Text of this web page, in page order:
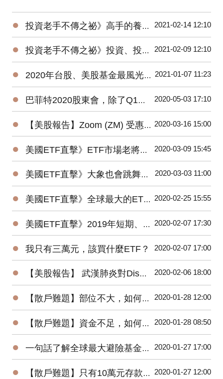
● 投資老手不傳之祕》高手的養成3階段：開放心胸 + 廣泛學習 + 大空頭洗禮 2021-02-14 12:10
● 投資老手不傳之祕》投資、投機、避險——3種部位都要嚴守各自紀律 2021-02-09 12:10
● 2020年台股、美股基金最風光，平均績效超過15%，能源基金谷底翻身大賺逾160%！ 2021-01-07 11:23
● 巴菲特2020股東會，除了Q1虧損，接下來投資人應該注意那些事？ 2020-05-03 17:10
● 【美股報告】Zoom (ZM) 受惠疫情，2019Q4財報及2020展望 2020-03-16 15:00
● 美國ETF直擊》ETF市場老將新兵爭鋒，誰是資金最青睞的No1？ 2020-03-09 15:45
● 美國ETF直擊》大象也會跳舞？2019美國主動ETF規模Top15出爐！ 2020-03-03 11:00
● 美國ETF直擊》全球最大的ETF是它⋯⋯1檔抵N檔0050！ 2020-02-25 15:55
● 美國ETF直擊》2019年短期、低風險的固定收益ETF最受追捧 2020-02-07 17:30
● 我只有三萬元，該買什麼ETF？ 2020-02-07 17:00
● 【美股報告】 武漢肺炎對Disney(DIS)2020第一季衝擊有多大？ 2020-02-06 18:00
● 【散戶難題】部位不大，如何增加投機功力？ 2020-01-28 12:00
● 【散戶難題】資金不足，如何快速累積財富？ 2020-01-28 08:50
● 一句話了解全球最大避險基金的操作思想 2020-01-27 17:00
● 【散戶難題】只有10萬元存款的小資，該如何開始投資台股？ 2020-01-27 12:00